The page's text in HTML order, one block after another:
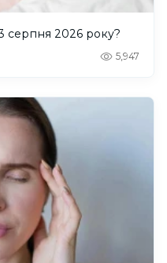
3 серпня 2026 року?
5,947